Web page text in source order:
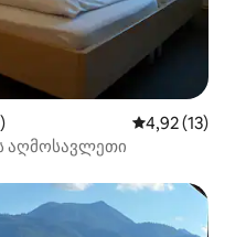
საშუალო
4,92 (13)
აღმოსავლეთი